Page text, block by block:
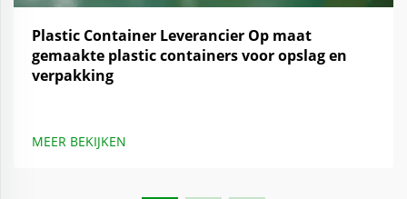
Plastic Container Leverancier Op maat
gemaakte plastic containers voor opslag en
verpakking
MEER BEKIJKEN